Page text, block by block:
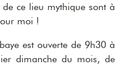
ce lieu mythique sont à
moi !
est ouverte de 9h30 à
dimanche du mois, de